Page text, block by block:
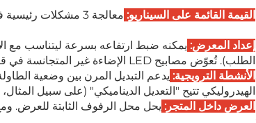
القيمة القائمة على السيناريو: معالجة 3 مشكلات رئيسية في الصناعة
إعداد المعرض: يمكنه ضبط ارتفاعه بسرعة ليتناسب مع
الطلب). تُعوّض مصابيح LED الإضاءة غير المتجانسة في قاعات المعارض، مما يعزز جودة ظهور العلامة التجارية.
الأنشطة الترويجية: يدعم التبديل المرن بين وضعية
الهيدروليكي تتيح "التعديل الديناميكي" (على سبيل
العرض داخل المتجر: يحل محل الرفوف الثابتة للعرض.